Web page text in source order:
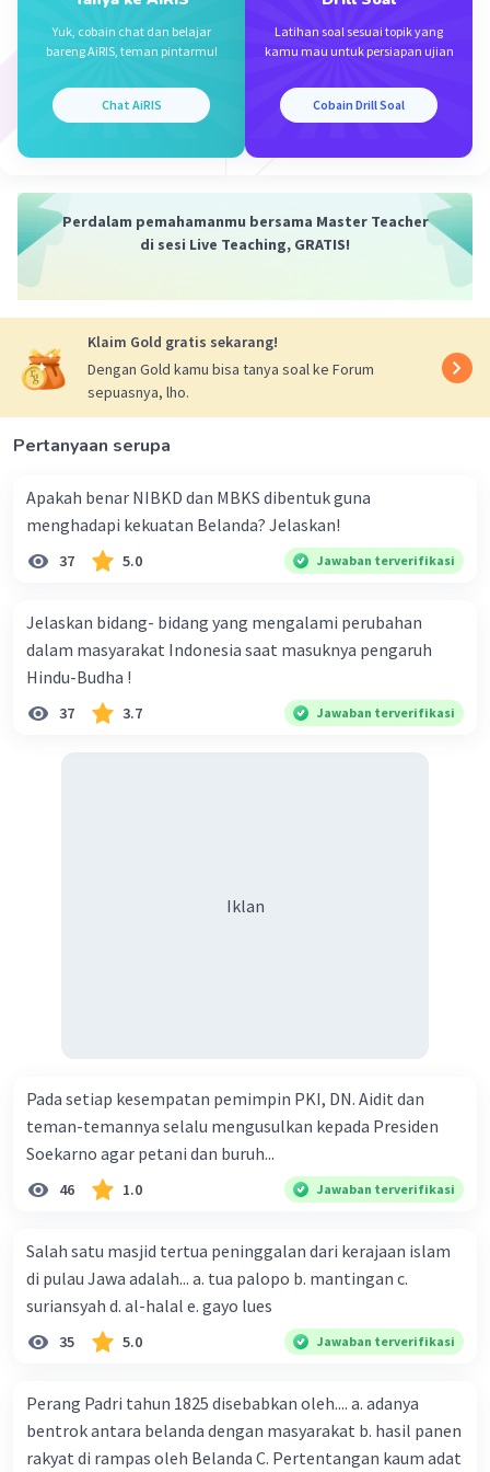
Beri Rating·0.0(0) Balas
Iklan
Yuk, cobain chat dan belajar
bareng AiRIS, teman pintarmu!
Chat AiRIS
Latihan soal sesuai topik yang
kamu mau untuk persiapan ujian
Cobain Drill Soal
Perdalam pemahamanmu bersama Master Teacher
di sesi Live Teaching, GRATIS!
Klaim Gold gratis sekarang!
Dengan Gold kamu bisa tanya soal ke Forum
sepuasnya, lho.
Pertanyaan serupa
Apakah benar NIBKD dan MBKS dibentuk guna
menghadapi kekuatan Belanda? Jelaskan!
37 5.0 Jawaban terverifikasi
Jelaskan bidang- bidang yang mengalami perubahan
dalam masyarakat Indonesia saat masuknya pengaruh
Hindu-Budha !
37 3.7 Jawaban terverifikasi
Iklan
Pada setiap kesempatan pemimpin PKI, DN. Aidit dan
teman-temannya selalu mengusulkan kepada Presiden
Soekarno agar petani dan buruh...
46 1.0 Jawaban terverifikasi
Salah satu masjid tertua peninggalan dari kerajaan islam
di pulau Jawa adalah... a. tua palopo b. mantingan c.
suriansyah d. al-halal e. gayo lues
35 5.0 Jawaban terverifikasi
Perang Padri tahun 1825 disebabkan oleh.... a. adanya
bentrok antara belanda dengan masyarakat b. hasil panen
rakyat di rampas oleh Belanda C. Pertentangan kaum adat